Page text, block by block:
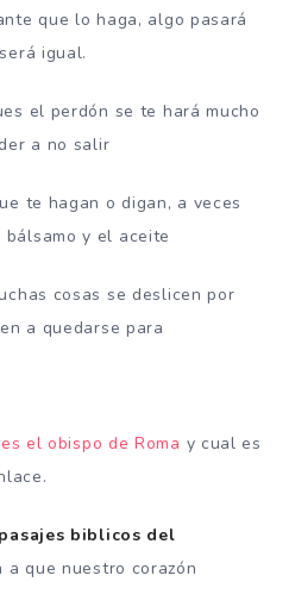
que lo haga, algo pasará
igual.
el perdón se te hará mucho
a no salir
te hagan o digan, a veces
bálsamo y el aceite
cosas se deslicen por
a quedarse para
el obispo de Roma y cual es
pasajes biblicos del
a que nuestro corazón